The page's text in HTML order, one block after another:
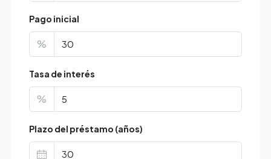
Pago inicial
%
Tasa de interés
%
Plazo del préstamo (años)